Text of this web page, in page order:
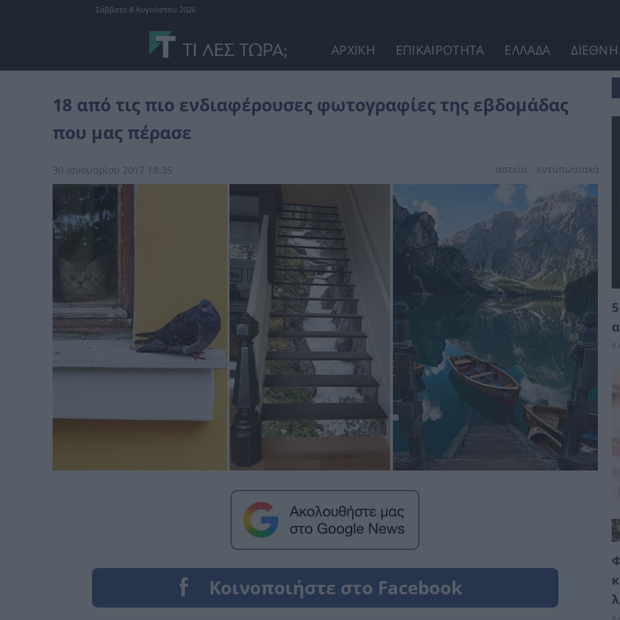
Σάββατο 8 Αυγούστου 2026
ΑΡΧΙΚΗ ΕΠΙΚΑΙΡΟΤΗΤΑ ΕΛΛΑΔΑ ΔΙΕΘΝΗ
18 από τις πιο ενδιαφέρουσες φωτογραφίες της εβδομάδας
που μας πέρασε
30 Ιανουαρίου 2017 18:35 αστεία εντυπωσιακά
8